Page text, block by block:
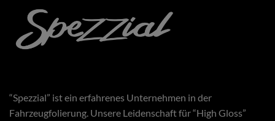
“Spezzial” ist ein erfahrenes Unternehmen in der
Fahrzeugfolierung. Unsere Leidenschaft für “High Gloss”